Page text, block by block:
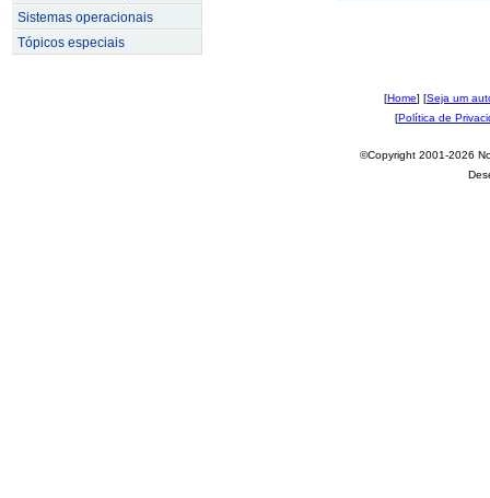
Sistemas operacionais
Tópicos especiais
[Home] [Seja um
[Política de
©Copyright 2001-2026